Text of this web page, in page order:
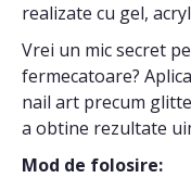
realizate cu gel,
Vrei un mic secret
fermecatoare?
nail art precum
a obtine rezultate
Mod de folosire: